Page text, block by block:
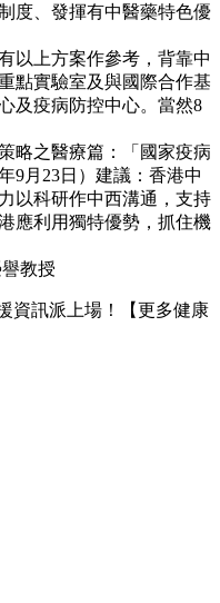
度、發揮有中醫藥特色優
以上方案作參考，背靠中
點實驗室及與國際合作基
及疫病防控中心。當然8
略之醫療篇：「國家疫病
9月23日）建議：香港中
以科研作中西溝通，支持
應利用獨特優勢，抓住機
教授
資訊派上場！【更多健康